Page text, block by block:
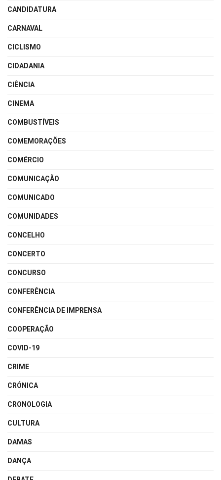
CANDIDATURA
CARNAVAL
CICLISMO
CIDADANIA
CIÊNCIA
CINEMA
COMBUSTÍVEIS
COMEMORAÇÕES
COMÉRCIO
COMUNICAÇÃO
COMUNICADO
COMUNIDADES
CONCELHO
CONCERTO
CONCURSO
CONFERÊNCIA
CONFERÊNCIA DE IMPRENSA
COOPERAÇÃO
COVID-19
CRIME
CRÓNICA
CRONOLOGIA
CULTURA
DAMAS
DANÇA